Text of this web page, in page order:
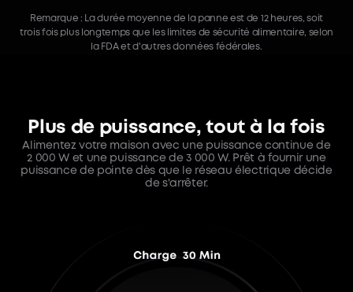
Remarque : La durée moyenne de la panne est de 12 heures, soit
trois fois plus longtemps que les limites de sécurité alimentaire, selon
la FDA et d'autres données fédérales.
Plus de puissance, tout à la fois
Alimentez votre maison avec une puissance continue de
2 000 W et une puissance de 3 000 W. Prêt à fournir une
puissance de pointe dès que le réseau électrique décide
de s'arrêter.